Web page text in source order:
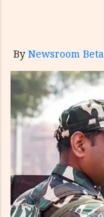
By Newsroom Beta